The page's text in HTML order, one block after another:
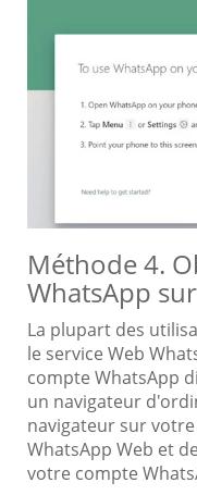
Méthode 4.
WhatsApp
La plupart des
le service Web
compte WhatsApp
un navigateur
navigateur sur
WhatsApp Web et
votre compte